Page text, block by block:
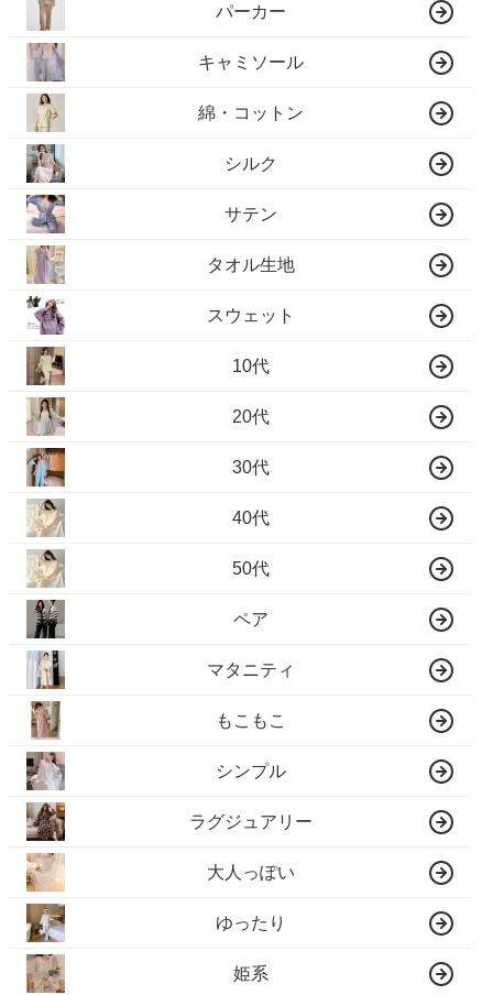
パーカー
キャミソール
綿・コットン
シルク
サテン
タオル生地
スウェット
10代
20代
30代
40代
50代
ペア
マタニティ
もこもこ
シンプル
ラグジュアリー
大人っぽい
ゆったり
姫系